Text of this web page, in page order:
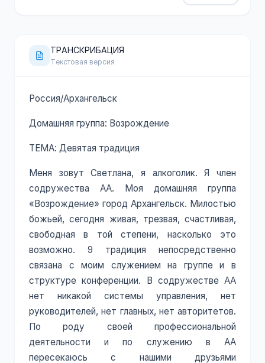
ТРАНСКРИБАЦИЯ
Текстовая версия
Россия/Архангельск
Домашняя группа: Возрождение
ТЕМА: Девятая традиция
Меня зовут Светлана, я алкоголик. Я член
содружества АА. Моя домашняя группа
«Возрождение» город Архангельск. Милостью
божьей, сегодня живая, трезвая, счастливая,
свободная в той степени, насколько это
возможно. 9 традиция непосредственно
связана с моим служением на группе и в
структуре конференции. В содружестве АА
нет никакой системы управления, нет
руководителей, нет главных, нет авторитетов.
По роду своей профессиональной
деятельности и по служению в АА
пересекаюсь с нашими друзьями